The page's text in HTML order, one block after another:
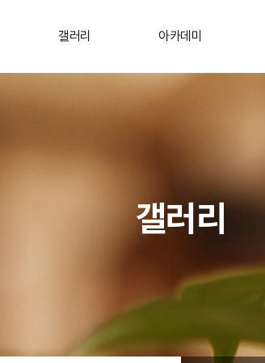
갤러리 아카데미
갤러리